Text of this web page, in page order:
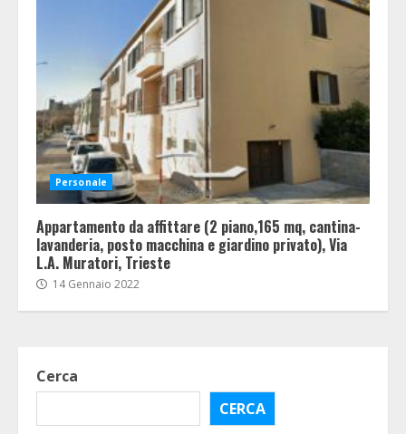
Personale
Appartamento da affittare (2 piano,165 mq, cantina-
lavanderia, posto macchina e giardino privato), Via
L.A. Muratori, Trieste
14 Gennaio 2022
Cerca
CERCA